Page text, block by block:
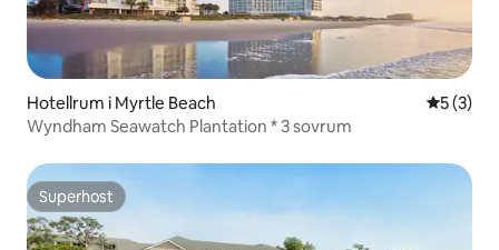
Hotellrum i Myrtle Beach 5 av 5 i
5 (3)
Wyndham Seawatch Plantation * 3 sovrum
Superhost
Superhost